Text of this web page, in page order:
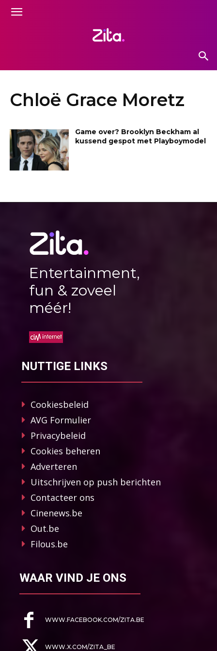
Chloë Grace Moretz
Game over? Brooklyn Beckham al
kussend gespot met Playboymodel
Entertainment,
fun & zoveel
méér!
NUTTIGE LINKS
Cookiesbeleid
AVG Formulier
Privacybeleid
Cookies beheren
Adverteren
Uitschrijven op push berichten
Contacteer ons
Cinenews.be
Out.be
Filous.be
WAAR VIND JE ONS
WWW.FACEBOOK.COM/ZITA.BE
WWW.X.COM/ZITA_BE